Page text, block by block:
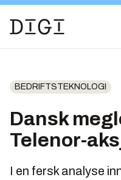
BEDRIFTSTEKNOLOGI
Dansk
Telenor-
I en fersk analyse